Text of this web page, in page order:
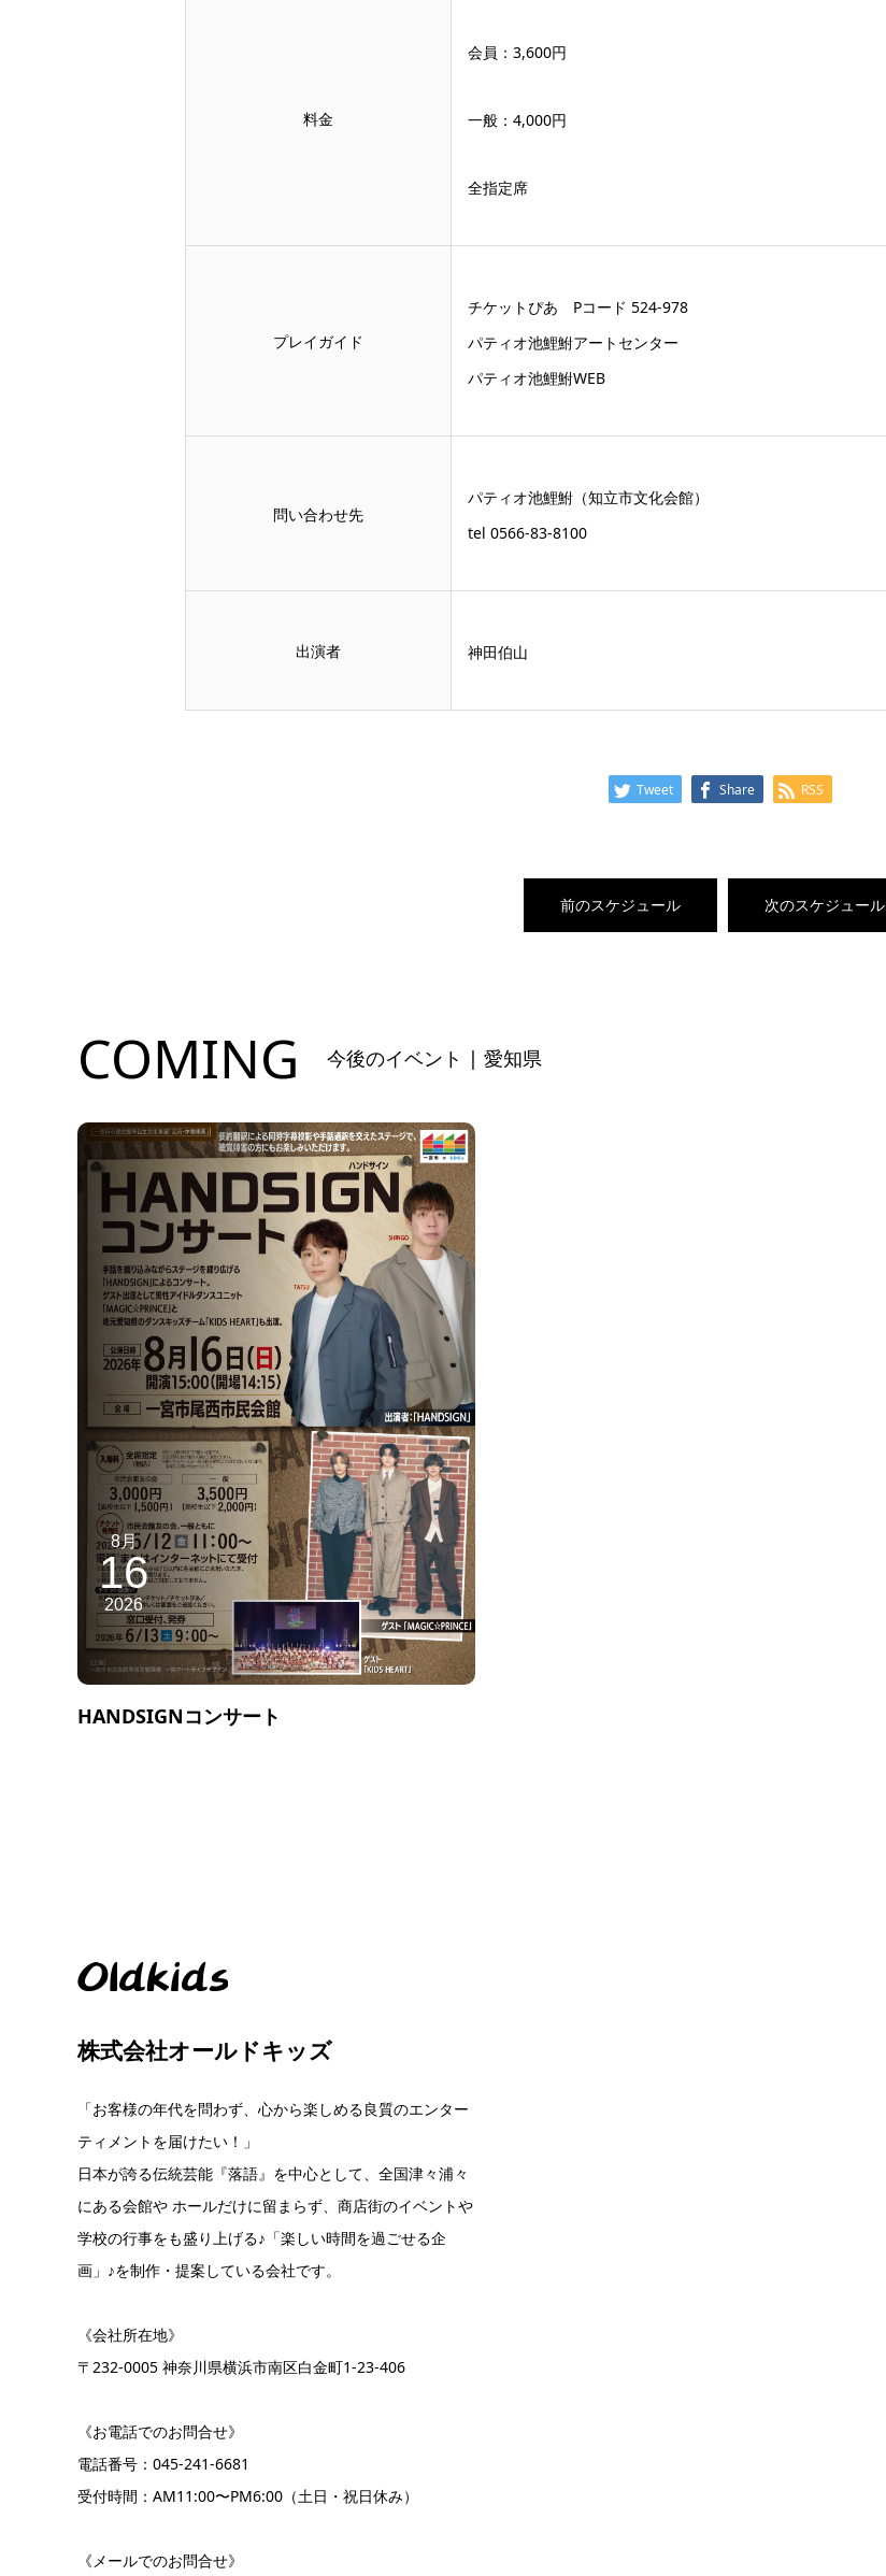
料金
会員：3,600円
一般：4,000円
全指定席
プレイガイド
チケットぴあ Pコード 524-978
パティオ池鯉鮒アートセンター
パティオ池鯉鮒WEB
問い合わせ先
パティオ池鯉鮒（知立市文化会館）
tel 0566-83-8100
出演者 神田伯山
Tweet Share RSS
前のスケジュール 次のスケジュール
COMING 今後のイベント | 愛知県
8月
16
2026
HANDSIGNコンサート
株式会社オールドキッズ
「お客様の年代を問わず、心から楽しめる良質のエンター
ティメントを届けたい！」
日本が誇る伝統芸能『落語』を中心として、全国津々浦々
にある会館や ホールだけに留まらず、商店街のイベントや
学校の行事をも盛り上げる♪「楽しい時間を過ごせる企
画」♪を制作・提案している会社です。
《会社所在地》
〒232-0005 神奈川県横浜市南区白金町1-23-406
《お電話でのお問合せ》
電話番号： 045-241-6681
受付時間：AM11:00〜PM6:00（土日・祝日休み）
《メールでのお問合せ》